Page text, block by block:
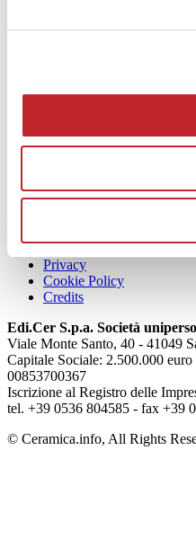
News
Articoli
Mog 231/01
Privacy
Cookie Policy
Credits
Edi.Cer S.p.a. Società
Viale Monte Santo, 40 - 41049
Capitale Sociale: 2.500.000
00853700367
Iscrizione al Registro delle
tel. +39 0536 804585 - fax +39
© Ceramica.info, All Rights